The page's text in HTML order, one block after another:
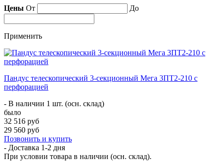
Цены От До
Применить
Пандус телескопический 3-секционный Мега 3ПТ2-210 с
перфорацией
- В наличии 1 шт. (осн. склад)
было
32 516 руб
29 560 руб
Позвонить и купить
- Доставка 1-2 дня
При условии товара в наличии (осн. склад).